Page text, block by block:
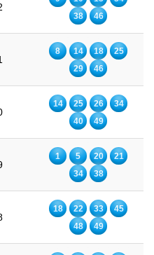
38
46
8 14 18
25
29
46
14 25 26
34
40
49
1 5 20
21
34
38
18 22 33
45
48
49